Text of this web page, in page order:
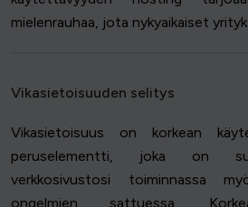
mielenrauhaa, jota nykyaikaiset
Vikasietoisuuden selitys
Vikasietoisuus on korkean
peruselementti, joka on
verkkosivustosi toiminnassa
ongelmien sattuessa.